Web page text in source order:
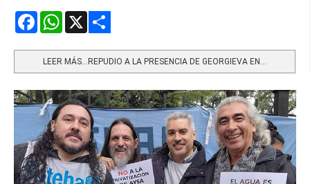
FacebookWhatsApp
LEER MÁS…REPUDIO A LA PRESENCIA DE GEORGIEVA EN...